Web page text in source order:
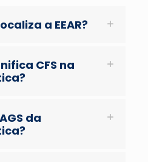
a EEAR?
CFS na
da